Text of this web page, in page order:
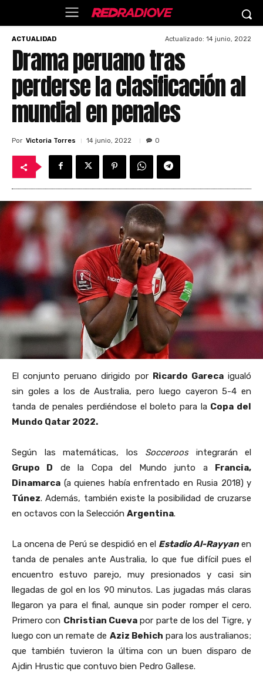
ACTUALIDAD Actualizado: 14 junio, 2022
Drama peruano tras
perderse la clasificación al
mundial en penales
Por Victoria Torres 14 junio, 2022 0
El conjunto peruano dirigido por Ricardo Garecaigualó
sin goles a los de Australia, pero luego cayeron 5-4 en
tanda de penales perdiéndose el boleto para la Copa del
Mundo Qatar 2022.
Según las matemáticas, los Socceroosintegrarán el
Grupo D de la Copa del Mundo junto a Francia,
Dinamarca (a quienes había enfrentado en Rusia 2018) y
Túnez. Además, también existe la posibilidad de cruzarse
en octavos con la Selección Argentina.
La oncena de Perú se despidió en el Estadio Al-Rayyan en
tanda de penales ante Australia, lo que fue difícil pues el
encuentro estuvo parejo, muy presionados y casi sin
llegadas de gol en los 90 minutos. Las jugadas más claras
llegaron ya para el final, aunque sin poder romper el cero.
Primero con Christian Cuevapor parte de los del Tigre, y
luego con un remate de Aziz Behich para los australianos;
que también tuvieron la última con un buen disparo de
Ajdin Hrustic que contuvo bien Pedro Gallese.